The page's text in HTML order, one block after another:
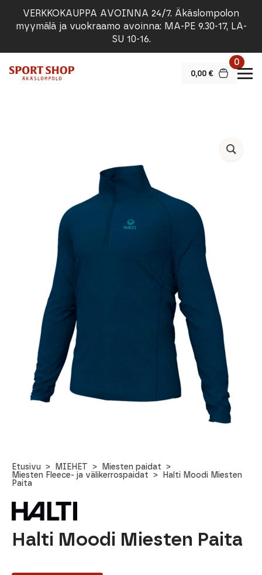
VERKKOKAUPPA AVOINNA 24/7. Äkäslompolon
myymälä ja vuokraamo avoinna: MA-PE 9.30-17, LA-
SU 10-16.
0,00 €
0
Etusivu MIEHET
Miesten paidat
Miesten Fleece- ja välikerrospaidat
Halti Moodi Miesten
Paita
Halti Moodi Miesten Paita